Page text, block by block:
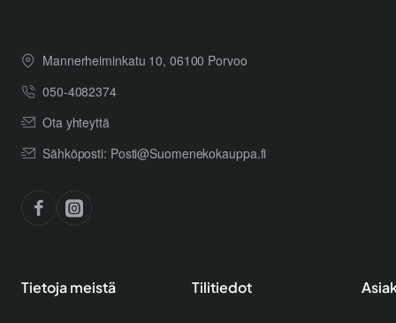
Mannerheiminkatu 10, 06100 Porvoo
050-4082374
Ota yhteyttä
Sähköposti: Posti@Suomenekokauppa.fi
Tietoja meistä Tilitiedot